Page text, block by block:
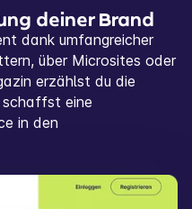
deiner Brand
dank umfangreicher
über Microsites oder
erzählst du die
schaffst eine
in den